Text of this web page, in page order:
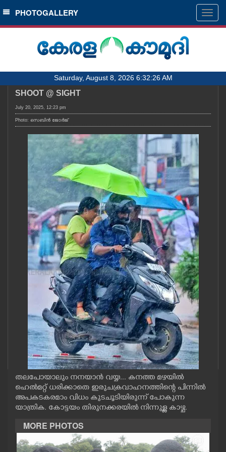
SECTIONS
HOME
NOTIFIED NEWS
KERALA
NEWS 360
CASE DIARY
CINEMA
PHOTOS
LIFESTYLE
SPIRITUAL
INFO+
ART
PHOTOGALLERY
Saturday, August 8, 2026 6:32:26 AM
SHOOT @ SIGHT
July 20, 2025, 12:23 pm
Photo: സെബിൻ ജോർജ്
തലപോയാലും നനയാൻ വയ്യ... കനത്ത മഴയിൽ
ഹെൽമറ്റ് ധരിക്കാതെ ഇരുചക്രവാഹനത്തിന്റെ പിന്നിൽ
അപകടകരമാം വിധം കുടചൂടിയിരുന്ന് പോകുന്ന
യാത്രിക. കോട്ടയം തിരുനക്കരയിൽ നിന്നുള്ള കാഴ്ച.
MORE PHOTOS